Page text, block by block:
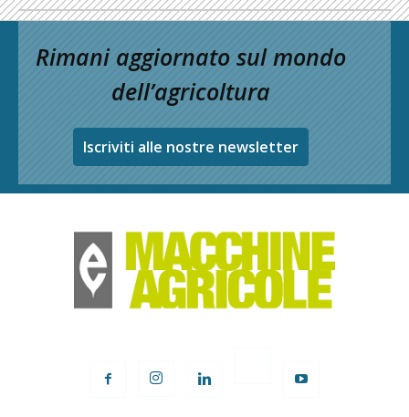
Rimani aggiornato sul mondo
dell’agricoltura
Iscriviti alle nostre newsletter